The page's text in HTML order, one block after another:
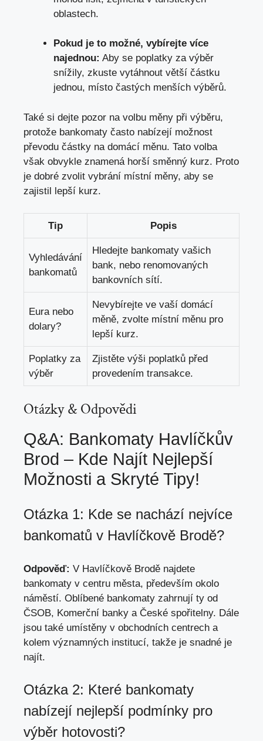
oblastech.
Pokud je to možné, vybírejte více
najednou: Aby se poplatky za výběr
snížily, zkuste vytáhnout větší částku
jednou, místo častých menších výběrů.
Také si dejte pozor na volbu měny při výběru,
protože bankomaty často nabízejí možnost
převodu částky na domácí měnu. Tato volba
však obvykle znamená horší směnný kurz. Proto
je dobré zvolit vybrání místní měny, aby se
zajistil lepší kurz.
Tip Popis
Vyhledávání
bankomatů
Hledejte bankomaty vašich
bank, nebo renomovaných
bankovních sítí.
Eura nebo
dolary?
Nevybírejte ve vaší domácí
měně, zvolte místní měnu pro
lepší kurz.
Poplatky za
výběr
Zjistěte výši poplatků před
provedením transakce.
Otázky & Odpovědi
Q&A: Bankomaty Havlíčkův
Brod – Kde Najít Nejlepší
Možnosti a Skryté Tipy!
Otázka 1: Kde se nachází nejvíce
bankomatů v Havlíčkově Brodě?
Odpověď: V Havlíčkově Brodě najdete
bankomaty v centru města, především okolo
náměstí. Oblíbené bankomaty zahrnují ty od
ČSOB, Komerční banky a České spořitelny. Dále
jsou také umístěny v obchodních centrech a
kolem významných institucí, takže je snadné je
najít.
Otázka 2: Které bankomaty
nabízejí nejlepší podmínky pro
výběr hotovosti?